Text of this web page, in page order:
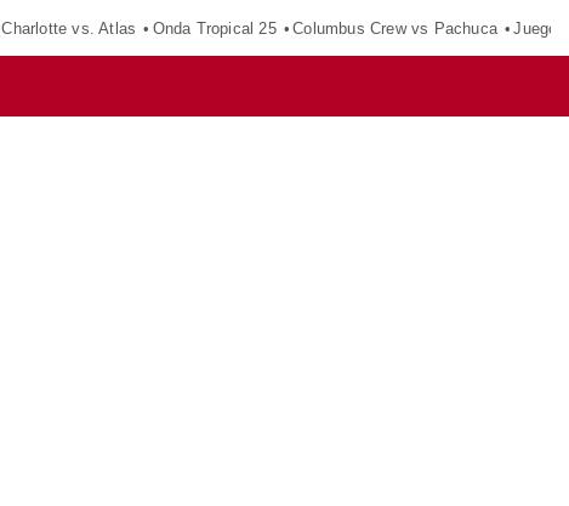
Charlotte vs. Atlas Onda Tropical 25 Columbus Crew vs Pachuca